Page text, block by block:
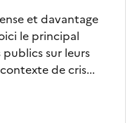
et davantage
le principal
sur leurs
de cris...